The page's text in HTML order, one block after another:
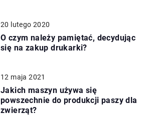
20 lutego 2020
O czym należy pamiętać, decydując
się na zakup drukarki?
12 maja 2021
Jakich maszyn używa się
powszechnie do produkcji paszy dla
zwierząt?